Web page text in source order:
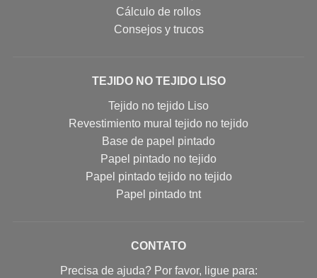
Cálculo de rollos
Consejos y trucos
TEJIDO NO TEJIDO LISO
Tejido no tejido Liso
Revestimiento mural tejido no tejido
Base de papel pintado
Papel pintado no tejido
Papel pintado tejido no tejido
Papel pintado tnt
CONTATO
Precisa de ajuda? Por favor, ligue para: